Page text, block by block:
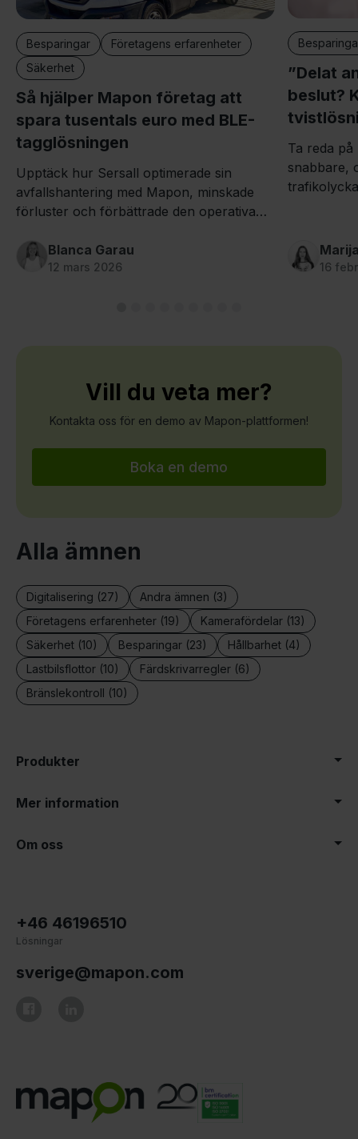
Besparingar
Företagens erfarenheter
Säkerhet
Så hjälper Mapon företag att
spara tusentals euro med BLE-
tagglösningen
Upptäck hur Sersall optimerade sin
avfallshantering med Mapon, minskade
förluster och förbättrade den operativa
Blanca Garau
12 mars 2026
”Delat
beslut?
Ta reda
snabbare,
16
Vill du veta mer?
Kontakta oss för en demo av Mapon-plattformen!
Boka en demo
Alla ämnen
Digitalisering (27)
Andra ämnen (3)
Företagens erfarenheter (19)
Kamerafördelar (13)
Säkerhet (10)
Besparingar (23)
Hållbarhet (4)
Lastbilsflottor (10)
Färdskrivarregler (6)
Bränslekontroll (10)
Produkter
Mer information
Om oss
+46 46196510
Lösningar
sverige@mapon.com